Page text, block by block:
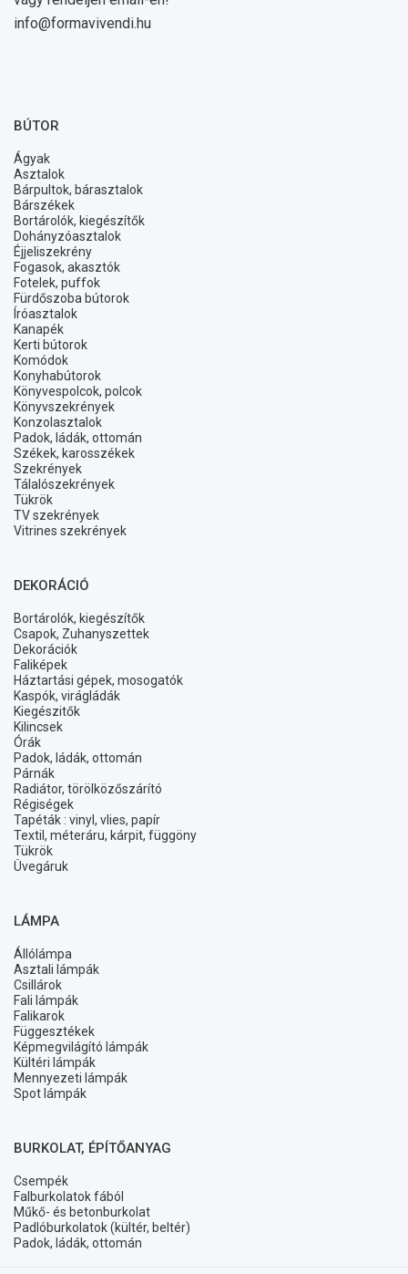
info@formavivendi.hu
BÚTOR
Ágyak
Asztalok
Bárpultok, bárasztalok
Bárszékek
Bortárolók, kiegészítők
Dohányzóasztalok
Éjjeliszekrény
Fogasok, akasztók
Fotelek, puffok
Fürdőszoba bútorok
Íróasztalok
Kanapék
Kerti bútorok
Komódok
Konyhabútorok
Könyvespolcok, polcok
Könyvszekrények
Konzolasztalok
Padok, ládák, ottomán
Székek, karosszékek
Szekrények
Tálalószekrények
Tükrök
TV szekrények
Vitrines szekrények
DEKORÁCIÓ
Bortárolók, kiegészítők
Csapok, Zuhanyszettek
Dekorációk
Faliképek
Háztartási gépek, mosogatók
Kaspók, virágládák
Kiegészitők
Kilincsek
Órák
Padok, ládák, ottomán
Párnák
Radiátor, törölközőszárító
Régiségek
Tapéták : vinyl, vlies, papír
Textil, méteráru, kárpit, függöny
Tükrök
Üvegáruk
LÁMPA
Állólámpa
Asztali lámpák
Csillárok
Fali lámpák
Falikarok
Függesztékek
Képmegvilágító lámpák
Kültéri lámpák
Mennyezeti lámpák
Spot lámpák
BURKOLAT, ÉPÍTŐANYAG
Csempék
Falburkolatok fából
Műkő- és betonburkolat
Padlóburkolatok (kültér, beltér)
Padok, ládák, ottomán